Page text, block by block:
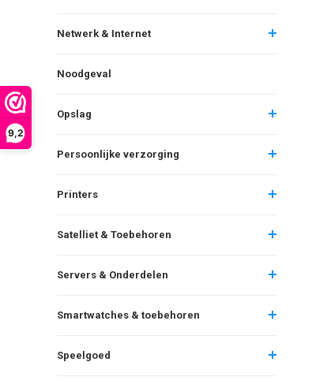
9,2
Netwerk & Internet
Noodgeval
Opslag
Persoonlijke verzorging
Printers
Satelliet & Toebehoren
Servers & Onderdelen
Smartwatches & toebehoren
Speelgoed